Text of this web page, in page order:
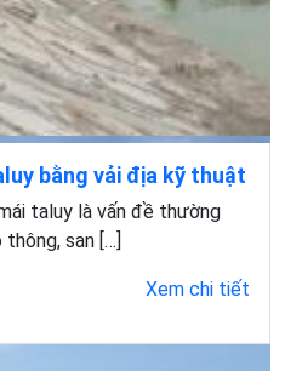
bằng vải địa kỹ thuật
taluy là vấn đề thường
san […]
Xem chi tiết